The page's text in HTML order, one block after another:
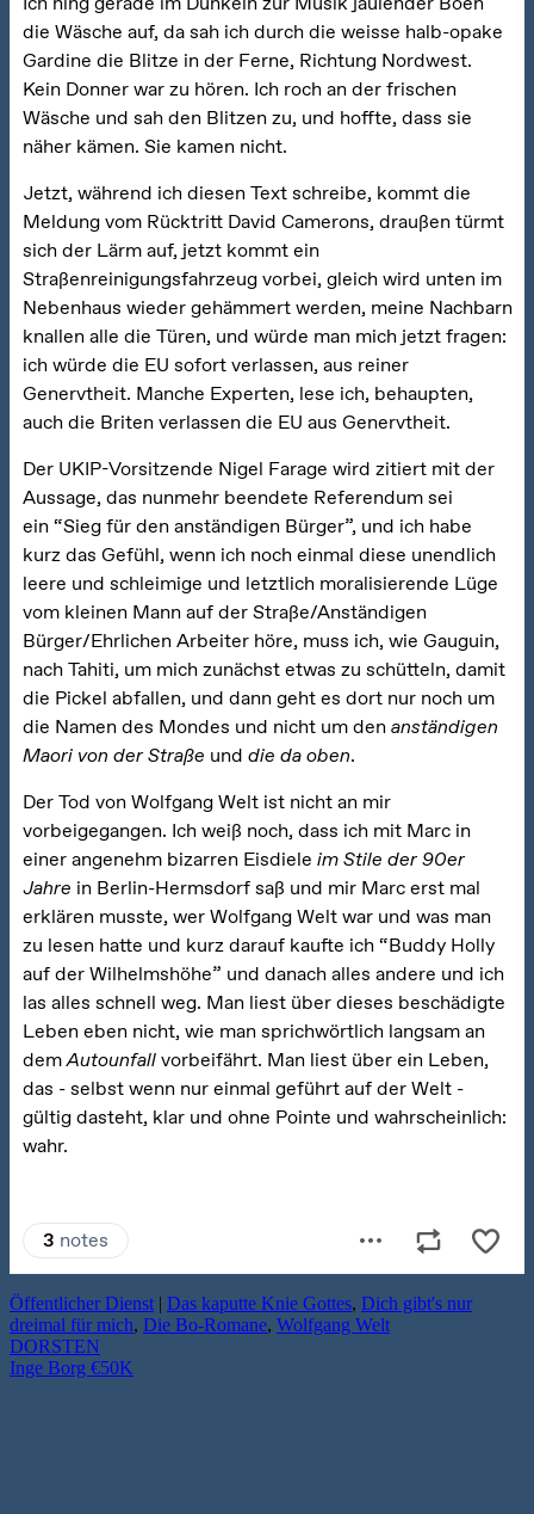
Öffentlicher Dienst | Das kaputte Knie Gottes, Dich gibt's nur
dreimal für mich, Die Bo-Romane, Wolfgang Welt
DORSTEN
Inge Borg €50K